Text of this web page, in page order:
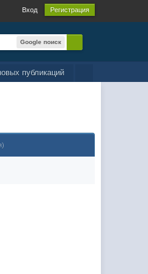
Вход Регистрация
Google поиск
публикаций